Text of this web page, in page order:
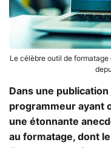
Le célèbre outil de
Dans une
programmeur ayant
une étonnante
au formatage, dont